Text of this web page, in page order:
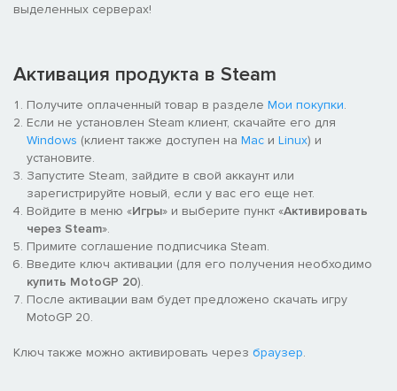
выделенных серверах!
Активация продукта в Steam
Получите оплаченный товар в разделе Мои покупки.
Если не установлен Steam клиент, скачайте его для
Windows (клиент также доступен на Mac и Linux) и
установите.
Запустите Steam, зайдите в свой аккаунт или
зарегистрируйте новый, если у вас его еще нет.
Войдите в меню «Игры» и выберите пункт «Активировать
через Steam».
Примите соглашение подписчика Steam.
Введите ключ активации (для его получения необходимо
купить MotoGP 20).
После активации вам будет предложено скачать игру
MotoGP 20.
Ключ также можно активировать через браузер.